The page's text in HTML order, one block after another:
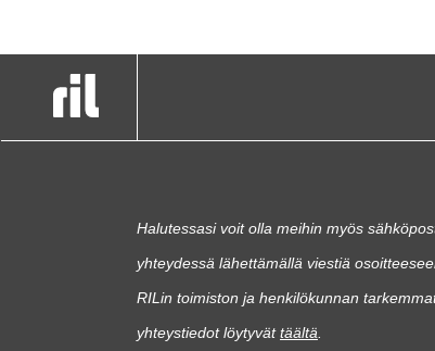
Halutessasi voit olla meihin myös
yhteydessä lähettämällä viestiä
RILin toimiston ja henkilökunnan
yhteystiedot löytyvättäältä